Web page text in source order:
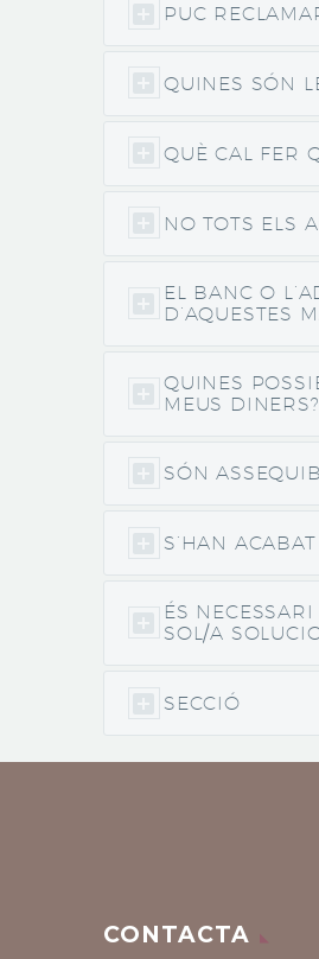
PUC
QUINES SÓN
QUÈ CAL FER
NO TOTS ELS
EL BANC O
D’AQUESTES
QUINES
MEUS DINERS?
SÓN
S’HAN
ÉS
SOL/A
SECCIÓ
CONTACTA